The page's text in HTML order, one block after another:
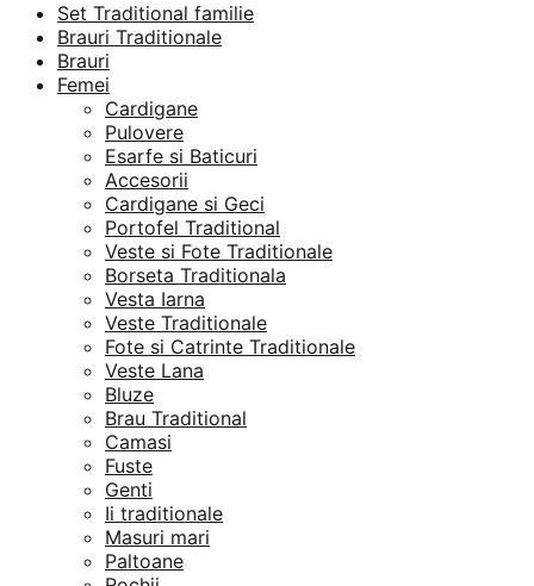
Set Traditional familie
Brauri Traditionale
Brauri
Femei
Cardigane
Pulovere
Esarfe si Baticuri
Accesorii
Cardigane si Geci
Portofel Traditional
Veste si Fote Traditionale
Borseta Traditionala
Vesta Iarna
Veste Traditionale
Fote si Catrinte Traditionale
Veste Lana
Bluze
Brau Traditional
Camasi
Fuste
Genti
Ii traditionale
Masuri mari
Paltoane